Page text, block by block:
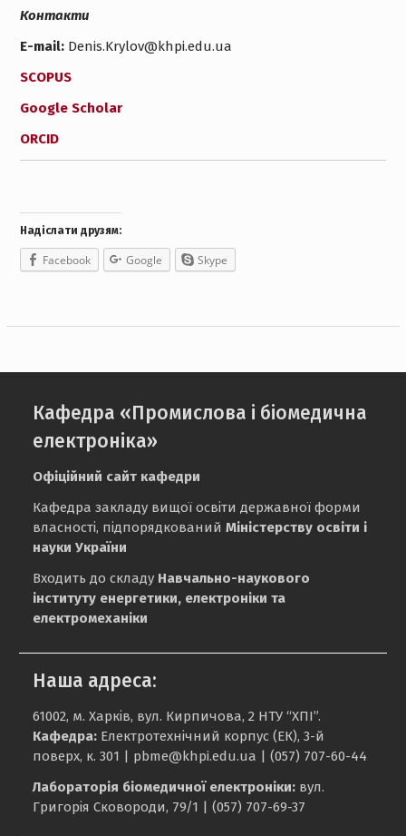
Контакти
E-mail: Denis.Krylov@khpi.edu.ua
SCOPUS
Google Scholar
ORCID
Надіслати друзям:
Facebook Google Skype
Кафедра «Промислова і біомедична
електроніка»
Офіційний сайт кафедри
Кафедра закладу вищої освіти державної форми
власності, підпорядкованийМіністерству освіти і
науки України
Входить до складу Навчально-наукового
інституту енергетики, електроніки та
електромеханіки
Наша адреса:
61002, м. Харків, вул. Кирпичова, 2 НТУ “ХПІ”.
Кафедра: Електротехнічний корпус (ЕК), 3-й
поверх, к. 301 | pbme@khpi.edu.ua | (057) 707-60-44
Лабораторія біомедичної електроніки: вул.
Григорія Сковороди, 79/1 | (057) 707-69-37